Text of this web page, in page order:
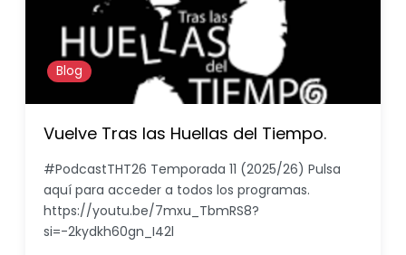
Blog
Vuelve Tras las Huellas del Tiempo.
#PodcastTHT26 Temporada 11 (2025/26) Pulsa
aquí para acceder a todos los programas.
https://youtu.be/7mxu_TbmRS8?
si=-2kydkh60gn_I42l